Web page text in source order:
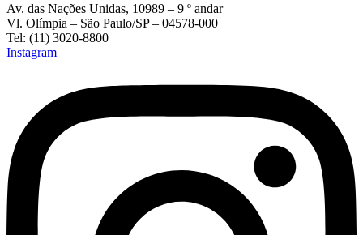
Av. das Nações Unidas, 10989 – 9 º andar
Vl. Olímpia – São Paulo/SP – 04578-000
Tel: (11) 3020-8800
Instagram